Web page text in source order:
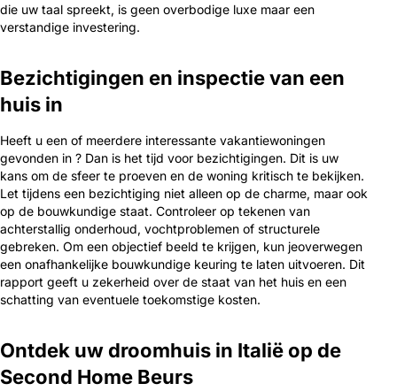
die uw taal spreekt, is geen overbodige luxe maar een
verstandige investering.
Bezichtigingen en inspectie van een
huis in
Heeft u een of meerdere interessante vakantiewoningen
gevonden in ? Dan is het tijd voor bezichtigingen. Dit is uw
kans om de sfeer te proeven en de woning kritisch te bekijken.
Let tijdens een bezichtiging niet alleen op de charme, maar ook
op de bouwkundige staat. Controleer op tekenen van
achterstallig onderhoud, vochtproblemen of structurele
gebreken. Om een objectief beeld te krijgen, kun jeoverwegen
een onafhankelijke bouwkundige keuring te laten uitvoeren. Dit
rapport geeft u zekerheid over de staat van het huis en een
schatting van eventuele toekomstige kosten.
Ontdek uw droomhuis in Italië op de
Second Home Beurs